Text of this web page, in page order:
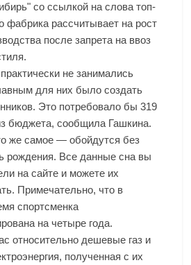
со ссылкой на слова топ-
фабрика рассчитывает на рост
после запрета на ввоз
не занимались
для них было создать
Это потребовало бы 319
бюджета, сообщила Гашкина.
же самое — обойдутся без
рождения. Все данные сна вы
на сайте и можете их
Примечательно, что в
спортсменка
на четыре года.
относительно дешевые газ и
полученная с их